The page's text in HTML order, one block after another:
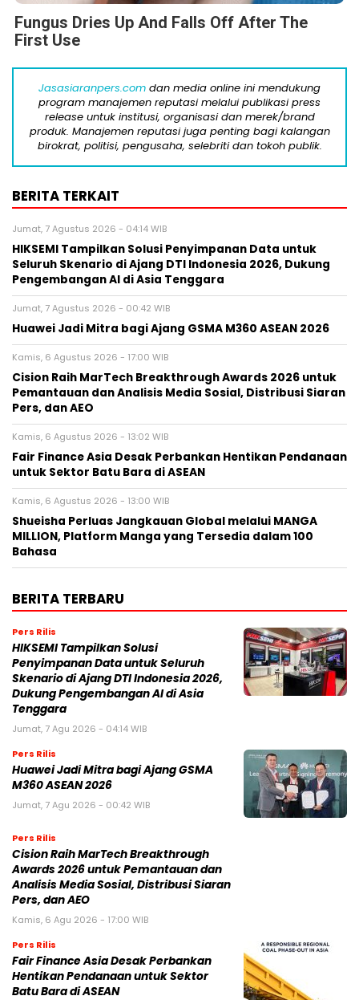
Fungus Dries Up And Falls Off After The
First Use
Jasasiaranpers.com dan media online ini mendukung
program manajemen reputasi melalui publikasi press
release untuk institusi, organisasi dan merek/brand
produk. Manajemen reputasi juga penting bagi kalangan
birokrat, politisi, pengusaha, selebriti dan tokoh publik.
BERITA TERKAIT
Jumat, 7 Agustus 2026 - 04:14 WIB
HIKSEMI Tampilkan Solusi Penyimpanan Data untuk
Seluruh Skenario di Ajang DTI Indonesia 2026, Dukung
Pengembangan AI di Asia Tenggara
Jumat, 7 Agustus 2026 - 00:42 WIB
Huawei Jadi Mitra bagi Ajang GSMA M360 ASEAN 2026
Kamis, 6 Agustus 2026 - 17:00 WIB
Cision Raih MarTech Breakthrough Awards 2026 untuk
Pemantauan dan Analisis Media Sosial, Distribusi Siaran
Pers, dan AEO
Kamis, 6 Agustus 2026 - 13:02 WIB
Fair Finance Asia Desak Perbankan Hentikan Pendanaan
untuk Sektor Batu Bara di ASEAN
Kamis, 6 Agustus 2026 - 13:00 WIB
Shueisha Perluas Jangkauan Global melalui MANGA
MILLION, Platform Manga yang Tersedia dalam 100
Bahasa
BERITA TERBARU
Pers Rilis
HIKSEMI Tampilkan Solusi
Penyimpanan Data untuk Seluruh
Skenario di Ajang DTI Indonesia 2026,
Dukung Pengembangan AI di Asia
Tenggara
Jumat, 7 Agu 2026 - 04:14 WIB
Pers Rilis
Huawei Jadi Mitra bagi Ajang GSMA
M360 ASEAN 2026
Jumat, 7 Agu 2026 - 00:42 WIB
Pers Rilis
Cision Raih MarTech Breakthrough
Awards 2026 untuk Pemantauan dan
Analisis Media Sosial, Distribusi Siaran
Pers, dan AEO
Kamis, 6 Agu 2026 - 17:00 WIB
Pers Rilis
Fair Finance Asia Desak Perbankan
Hentikan Pendanaan untuk Sektor
Batu Bara di ASEAN